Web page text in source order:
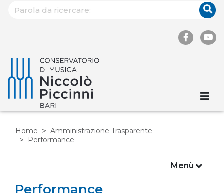
Home
Amministrazione Trasparente
Performance
Performance
Menù